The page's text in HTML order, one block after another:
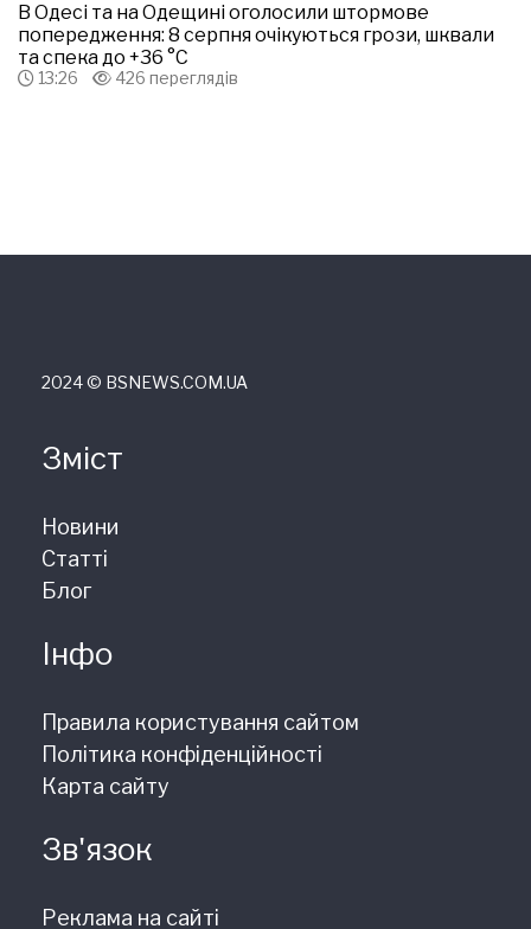
В Одесі та на Одещині оголосили штормове
попередження: 8 серпня очікуються грози, шквали
та спека до +36 °С
13:26 426 переглядів
2024 © ВSNEWS.COM.UA
Зміст
Новини
Статті
Блог
Інфо
Правила користування сайтом
Політика конфіденційності
Карта сайту
Зв'язок
Реклама на сайті